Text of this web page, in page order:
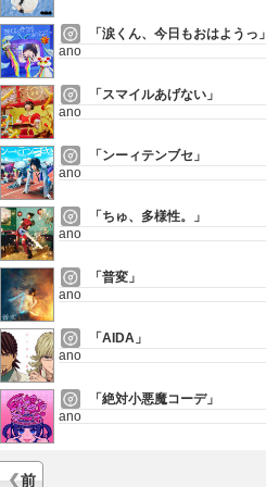
「涙くん、今日もおはようっ」
ano
「スマイルあげない」
ano
「ンーィテンブセ」
ano
「ちゅ、多様性。」
ano
「普変」
ano
「AIDA」
ano
「絶対小悪魔コーデ」
ano
前